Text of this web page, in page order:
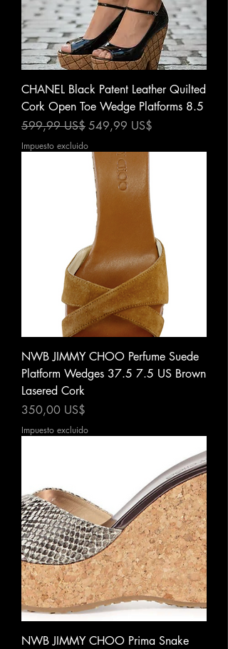
CHANEL Black Patent Leather Quilted
Cork Open Toe Wedge Platforms 8.5
Precio
599,99 US$Precio de oferta
549,99 US$
Impuesto excluido
NWB JIMMY CHOO Perfume Suede
Platform Wedges 37.5 7.5 US Brown
Lasered Cork
Precio
350,00 US$
Impuesto excluido
NWB JIMMY CHOO Prima Snake